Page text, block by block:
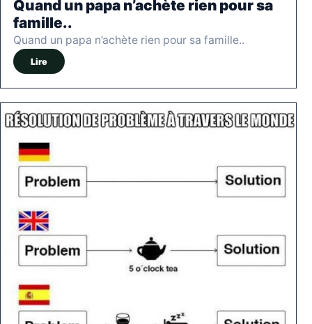
Quand un papa n’achète rien pour sa
famille..
Quand un papa n’achète rien pour sa famille..
Lire